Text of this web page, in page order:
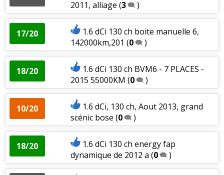
2011, alliage (3 )
17/20
1.6 dCi 130 ch boite manuelle 6,
142000km,201 (0 )
18/20
1.6 dCi 130 ch BVM6 - 7 PLACES -
2015 55000KM (0 )
10/20
1.6 dCi, 130 ch, Aout 2013, grand
scénic bose (0 )
18/20
1.6 dCi 130 ch energy fap
dynamique de 2012 a (0 )